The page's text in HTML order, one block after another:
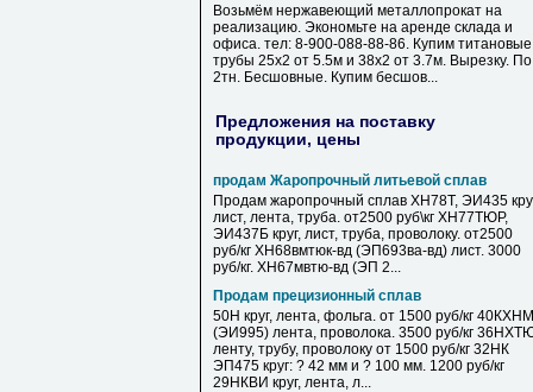
Возьмём нержавеющий металлопрокат на
реализацию. Экономьте на аренде склада и
офиса. тел: 8-900-088-88-86. Купим титановые
трубы 25х2 от 5.5м и 38х2 от 3.7м. Вырезку. По
2тн. Бесшовные. Купим бесшов...
Предложения на поставку
продукции, цены
продам Жаропрочный литьевой сплав
Продам жаропрочный сплав ХН78Т, ЭИ435
лист, лента, труба. от2500 руб\кг ХН77ТЮР,
ЭИ437Б круг, лист, труба, проволоку. от2500
руб/кг ХН68вмтюк-вд (ЭП693ва-вд) лист. 3000
руб/кг. ХН67мвтю-вд (ЭП 2...
Продам прецизионный сплав
50Н круг, лента, фольга. от 1500 руб/кг 40КХНМ
(ЭИ995) лента, проволока. 3500 руб/кг
ленту, трубу, проволоку от 1500 руб/кг 32НК
ЭП475 круг: ? 42 мм и ? 100 мм. 1200 руб/кг
29НКВИ круг, лента, л...